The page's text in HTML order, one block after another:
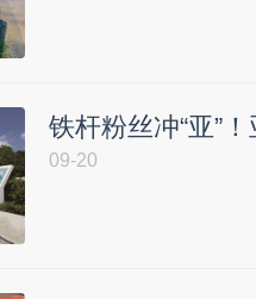
铁杆粉丝冲“亚”
09-20